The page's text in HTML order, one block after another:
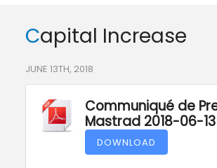
Capital Increase
JUNE 13TH, 2018
Communiqué de
Mastrad 2018-06-13
DOWNLOAD